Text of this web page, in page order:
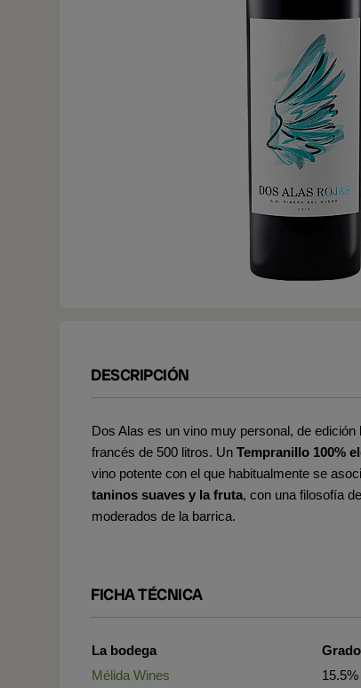
DESCRIPCIÓN
Dos Alas es un vino muy personal, de
francés de 500 litros. Un Tempranillo 100%
vino potente con el que habitualmente se
taninos suaves y la fruta, con una filosofía
moderados de la barrica.
FICHA TÉCNICA
La bodega
Mélida Wines
Grado